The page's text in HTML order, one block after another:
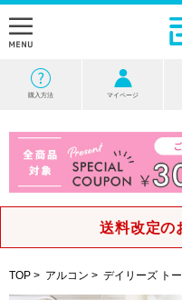
購入方法 マイページ
送料改定の
TOP > アルコン > デイリーズ ト